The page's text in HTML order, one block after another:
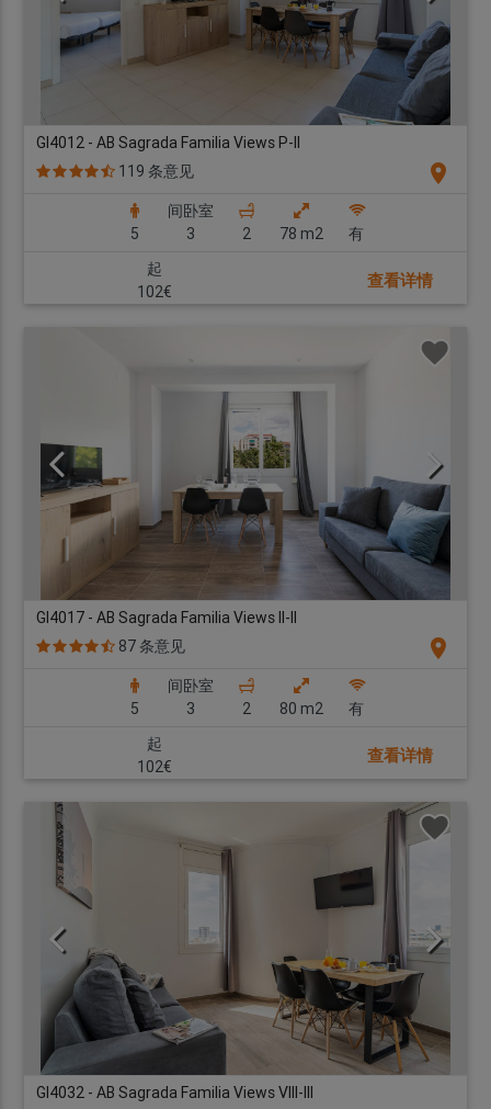
GI4012 - AB Sagrada Familia Views P-II
119 条意见
location_on
5
间卧室
3
2 78 m2
有
起
102€
查看详情
GI4017 - AB Sagrada Familia Views II-II
87 条意见
location_on
5
间卧室
3
2 80 m2
有
起
102€
查看详情
GI4032 - AB Sagrada Familia Views VIII-III